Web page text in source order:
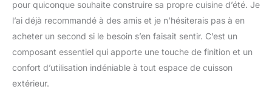
pour quiconque souhaite construire sa propre cuisine d’été. Je
l’ai déjà recommandé à des amis et je n’hésiterais pas à en
acheter un second si le besoin s’en faisait sentir. C’est un
composant essentiel qui apporte une touche de finition et un
confort d’utilisation indéniable à tout espace de cuisson
extérieur.